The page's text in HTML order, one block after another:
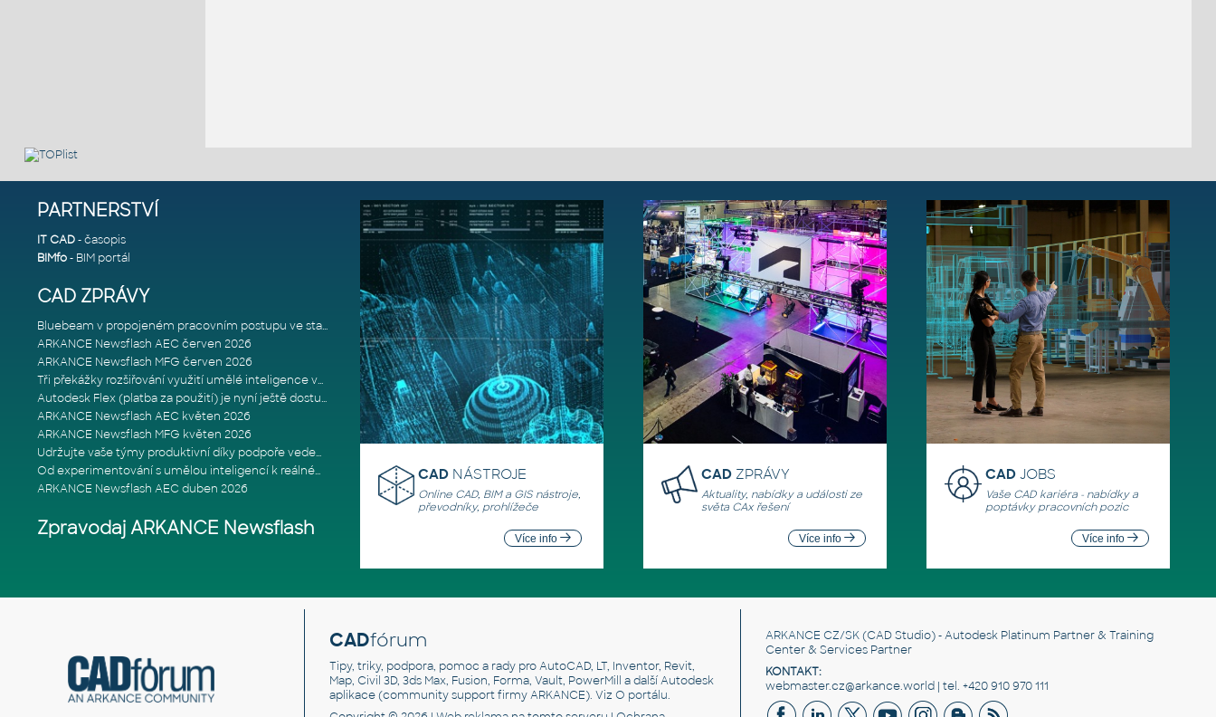
PARTNERSTVÍ
IT CAD- časopis
BIMfo- BIM portál
CAD ZPRÁVY
Bluebeam v propojeném pracovním postupu ve stavebnictví: Proč je int
ARKANCE Newsflash AEC červen 2026
ARKANCE Newsflash MFG červen 2026
Tři překážky rozšiřování využití umělé inteligence ve stavebním prům
Autodesk Flex (platba za použití) je nyní ještě dostupnější
ARKANCE Newsflash AEC květen 2026
ARKANCE Newsflash MFG květen 2026
Udržujte vaše týmy produktivní díky podpoře vedené odborníky
Od experimentování s umělou inteligencí k reálnému dopadu na podniká
ARKANCE Newsflash AEC duben 2026
Zpravodaj ARKANCE Newsflash
CAD NÁSTROJE
Online CAD, BIM a GIS nástroje,
převodníky, prohlížeče
Více info
CAD ZPRÁVY
Aktuality, nabídky a události ze
světa CAx řešení
Více info
CADJOBS
Vaše CAD kariéra - nabídky a
poptávky pracovních pozic
Více info
CADfórum
Tipy, triky, podpora, pomoc a rady pro AutoCAD, LT, Inventor, Revit,
Map, Civil 3D, 3ds Max, Fusion, Forma, Vault, PowerMill a další Autodesk
aplikace (community support firmy ARKANCE). Viz O portálu.
ARKANCE CZ/SK(CAD Studio) - Autodesk Platinum Partner & Training
Center & Services Partner
KONTAKT:
webmaster.cz@arkance.world | tel. +420 910 970 111